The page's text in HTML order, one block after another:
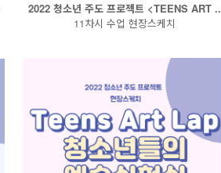
2022 청소년 주도 프로젝트 <TEENS ART ..
11차시 수업 현장스케치